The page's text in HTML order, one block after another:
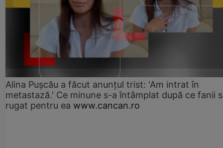
Alina Pușcău a făcut anunțul trist: 'Am intrat în
metastază.' Ce minune s-a întâmplat după ce fanii
rugat pentru ea www.cancan.ro